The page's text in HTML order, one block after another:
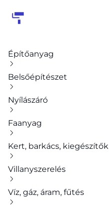
Építőanyag
Belsőépítészet
Nyílászáró
Faanyag
Kert, barkács, kiegészítők
Villanyszerelés
Víz, gáz, áram, fűtés